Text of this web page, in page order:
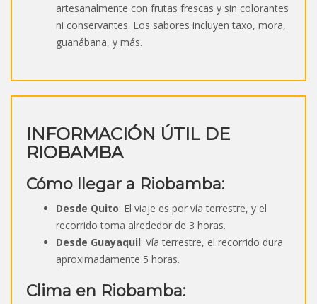
artesanalmente con frutas frescas y sin colorantes
ni conservantes. Los sabores incluyen taxo, mora,
guanábana, y más.
INFORMACIÓN ÚTIL DE
RIOBAMBA
Cómo llegar a Riobamba:
Desde Quito: El viaje es por vía terrestre, y el
recorrido toma alrededor de 3 horas.
Desde Guayaquil: Vía terrestre, el recorrido dura
aproximadamente 5 horas.
Clima en Riobamba: